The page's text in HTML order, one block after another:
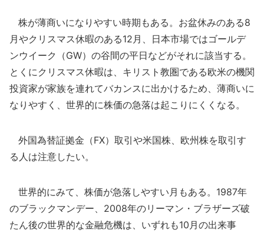
株が薄商いになりやすい時期もある。お盆休みのある8
月やクリスマス休暇のある12月、日本市場ではゴールデ
ンウイーク（GW）の谷間の平日などがそれに該当する。
とくにクリスマス休暇は、キリスト教圏である欧米の機関
投資家が家族を連れてバカンスに出かけるため、薄商いに
なりやすく、世界的に株価の急落は起こりにくくなる。
外国為替証拠金（FX）取引や米国株、欧州株を取引す
る人は注意したい。
世界的にみて、株価が急落しやすい月もある。1987年
のブラックマンデー、2008年のリーマン・ブラザーズ破
たん後の世界的な金融危機は、いずれも10月の出来事